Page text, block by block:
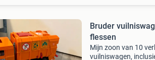
Bruder
flessen
Mijn zoon van 10
vuilniswagen,